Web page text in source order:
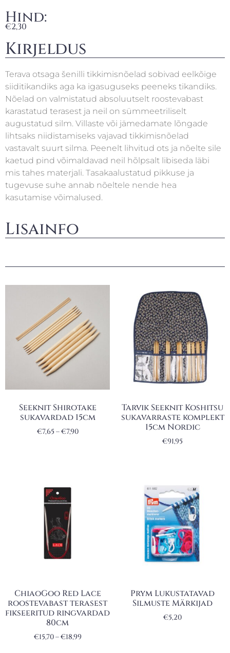
Hind:
€2,30
Kirjeldus
Terava otsaga šenilli tikkimisnõelad sobivad eelkõige
siiditikandiks aga ka igasuguseks peeneks tikandiks.
Nõelad on valmistatud absoluutselt roostevabast
karastatud terasest ja neil on sümmeetriliselt
augustatud silm. Villaste või jämedamate lõngade
lihtsaks niidistamiseks vajavad tikkimisnõelad
vastavalt suurt silma. Peenelt lihvitud ots ja nõelte sile
kaetud pind võimaldavad neil hõlpsalt libiseda läbi
mis tahes materjali. Tasakaalustatud pikkuse ja
tugevuse suhe annab nõeltele nende hea
kasutamise võimalused.
Lisainfo
Seeknit Shirotake
sukavardad 15cm
€7,65 –€7,90
Tarvik Seeknit Koshitsu
sukavarraste komplekt
15cm Nordic
€91,95
ChiaoGoo Red Lace
roostevabast terasest
fikseeritud ringvardad
80cm
€15,70–€18,99
Prym Lukustatavad
Silmuste Märkijad
€5,20